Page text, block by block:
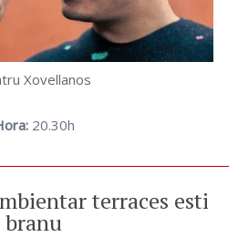
Xovellanos
20.30h
terraces esti
branu